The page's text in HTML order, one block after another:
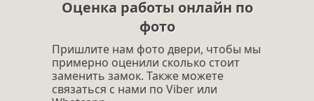
Оценка работы онлайн по
фото
Пришлите нам фото двери, чтобы мы
примерно оценили сколько стоит
заменить замок. Также можете
связаться с нами по Viber или